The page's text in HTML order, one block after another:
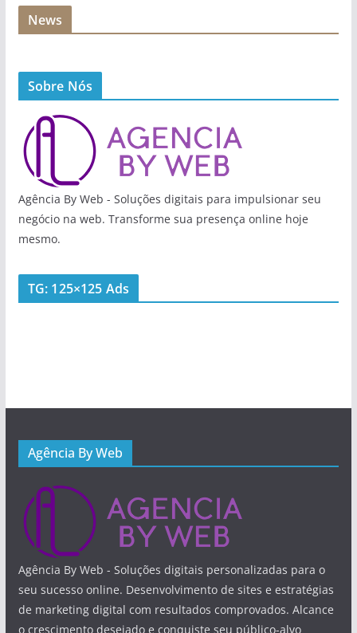
News
Sobre Nós
Agência By Web - Soluções digitais para impulsionar seu
negócio na web. Transforme sua presença online hoje
mesmo.
TG: 125×125 Ads
Agência By Web
Agência By Web - Soluções digitais personalizadas para o
seu sucesso online. Desenvolvimento de sites e estratégias
de marketing digital com resultados comprovados. Alcance
o crescimento desejado e conquiste seu público-alvo